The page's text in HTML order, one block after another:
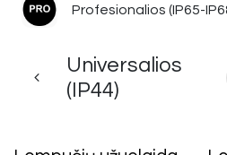
Profesionalios (IP65-
Universalios
(IP44)